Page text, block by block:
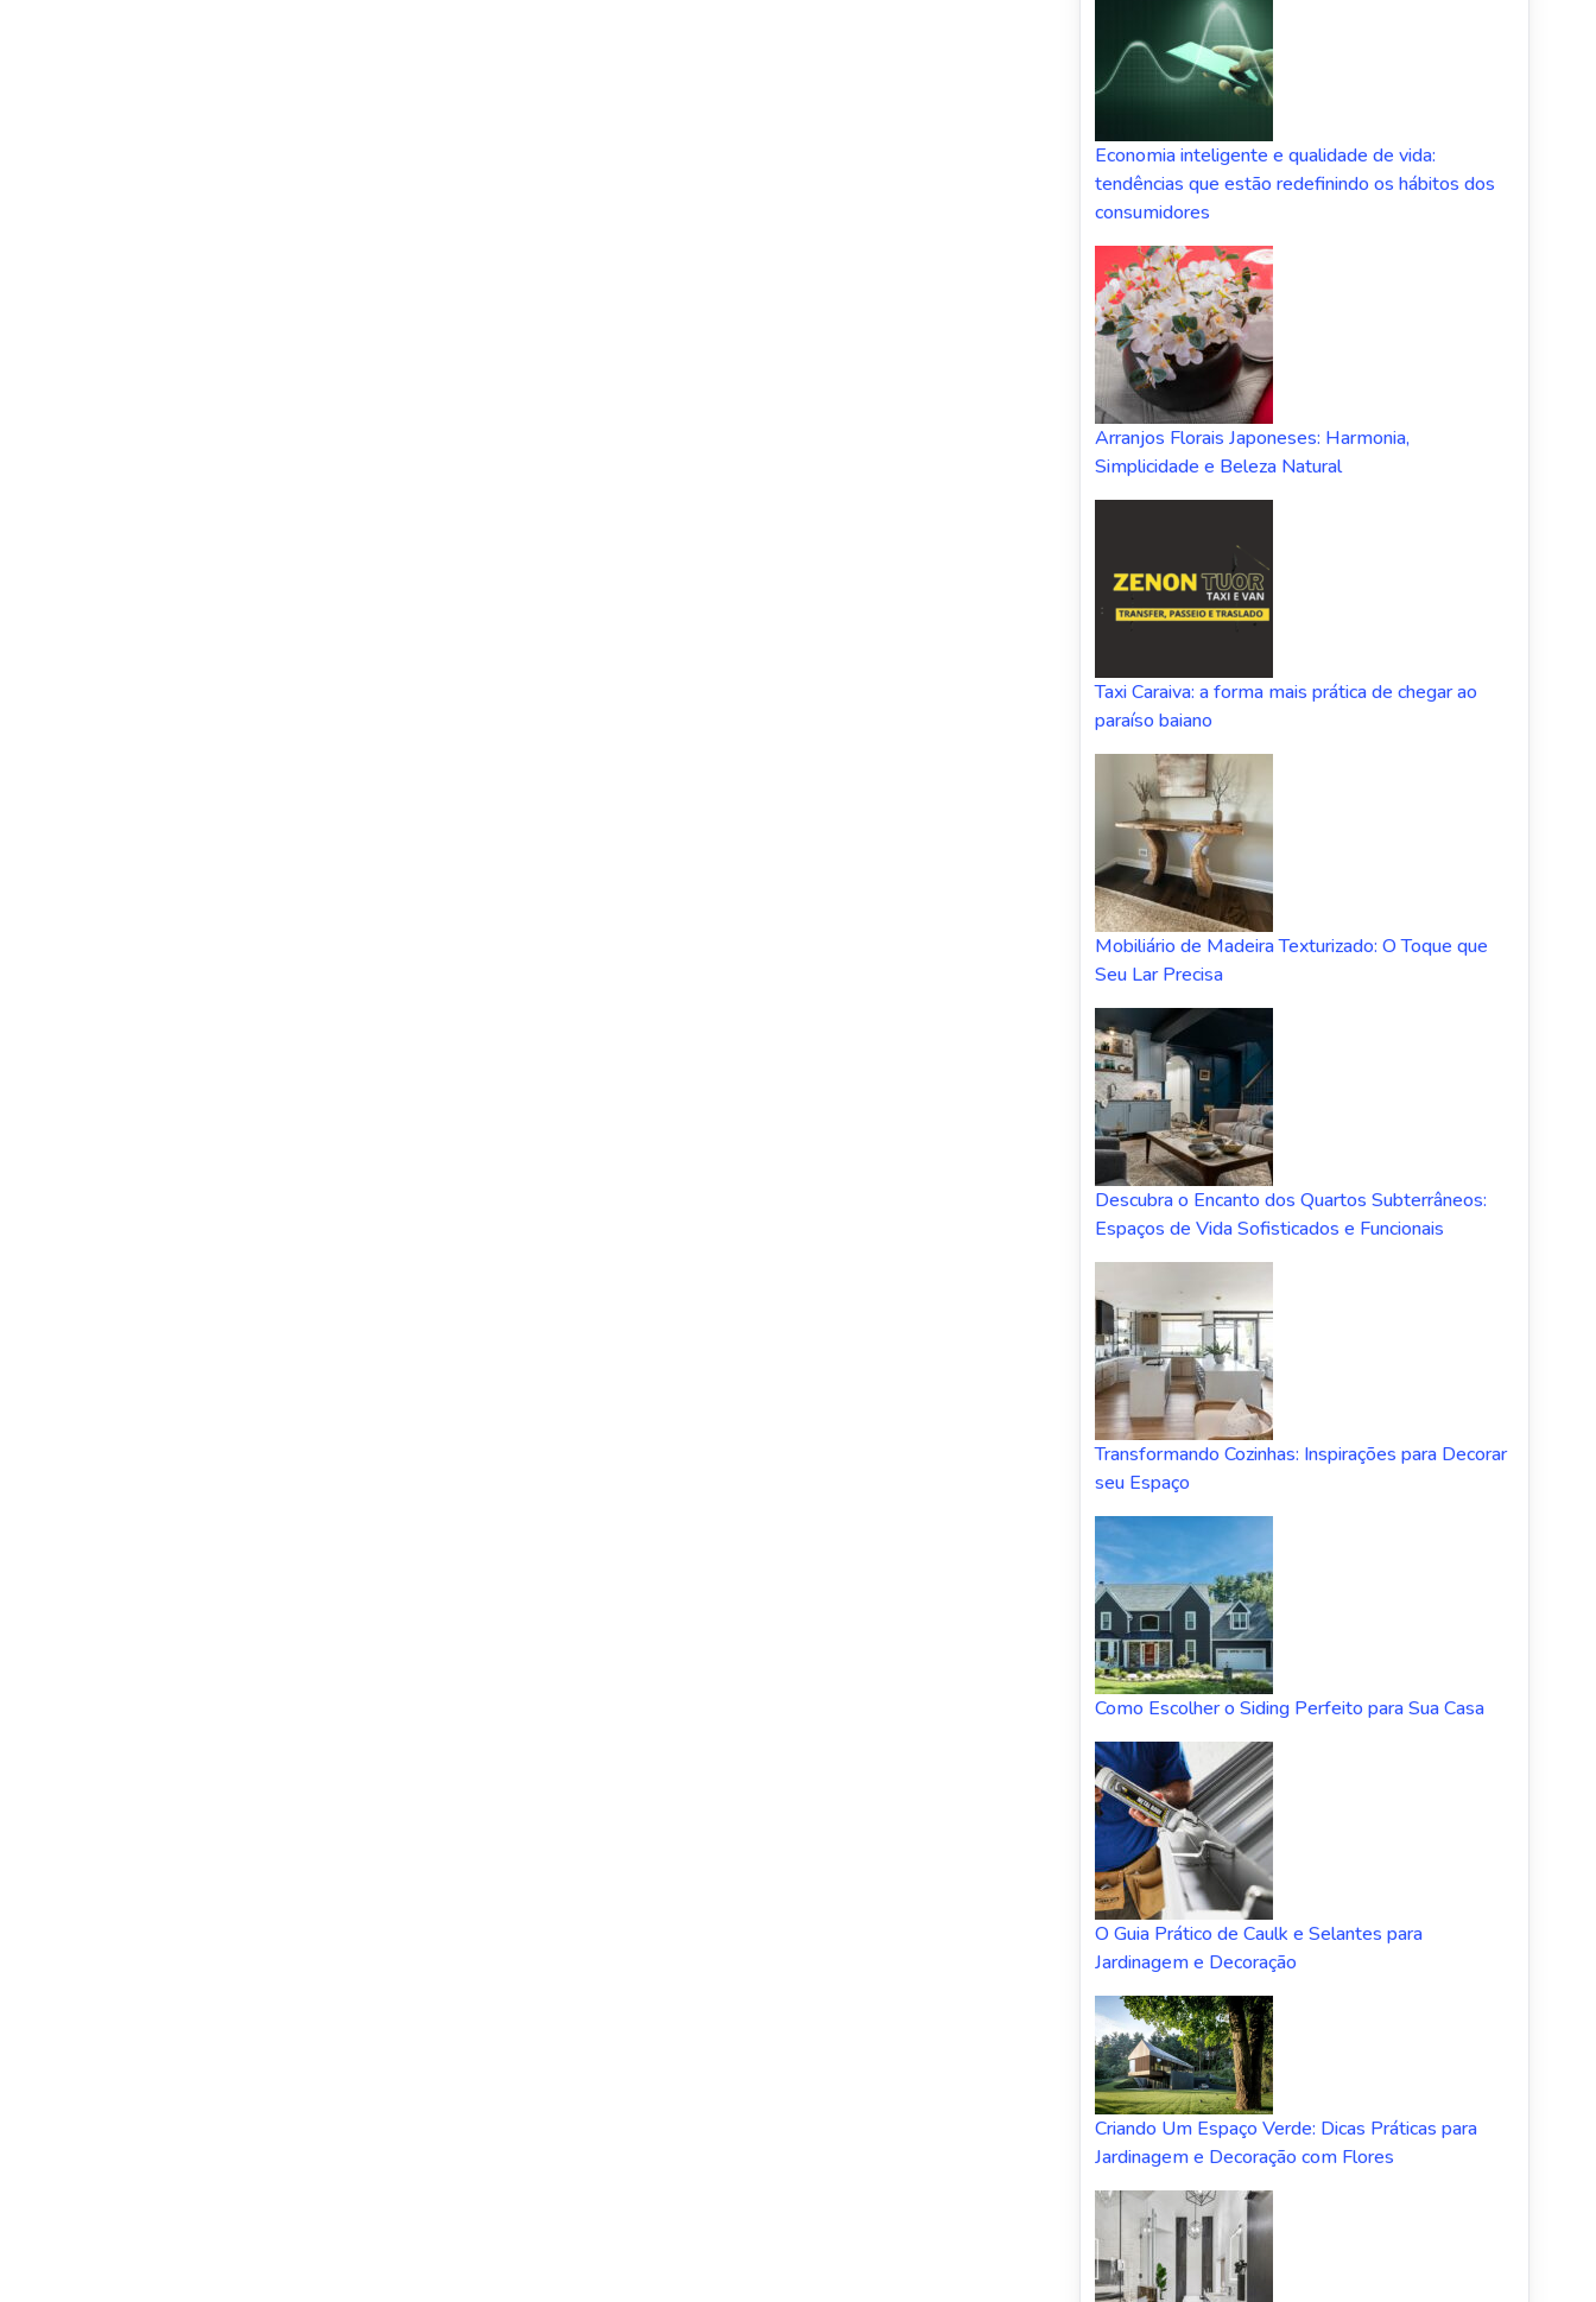
Economia inteligente e qualidade de vida:
tendências que estão redefinindo os hábitos dos
consumidores
Arranjos Florais Japoneses: Harmonia,
Simplicidade e Beleza Natural
Taxi Caraiva: a forma mais prática de chegar ao
paraíso baiano
Mobiliário de Madeira Texturizado: O Toque que
Seu Lar Precisa
Descubra o Encanto dos Quartos Subterrâneos:
Espaços de Vida Sofisticados e Funcionais
Transformando Cozinhas: Inspirações para Decorar
seu Espaço
Como Escolher o Siding Perfeito para Sua Casa
O Guia Prático de Caulk e Selantes para
Jardinagem e Decoração
Criando Um Espaço Verde: Dicas Práticas para
Jardinagem e Decoração com Flores